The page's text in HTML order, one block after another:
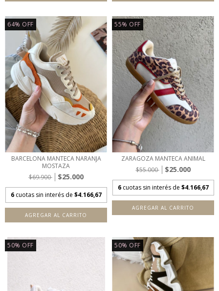
64% OFF
BARCELONA MANTECA NARANJA
MOSTAZA
$69.900
$25.000
6 cuotas sin interés de $4.166,67
AGREGAR AL CARRITO
55% OFF
ZARAGOZA MANTECA ANIMAL
$55.000
$25.000
6 cuotas sin interés de $4.166,67
AGREGAR AL CARRITO
50% OFF 50% OFF